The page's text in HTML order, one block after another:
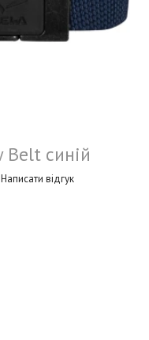
синій
Написати відгук